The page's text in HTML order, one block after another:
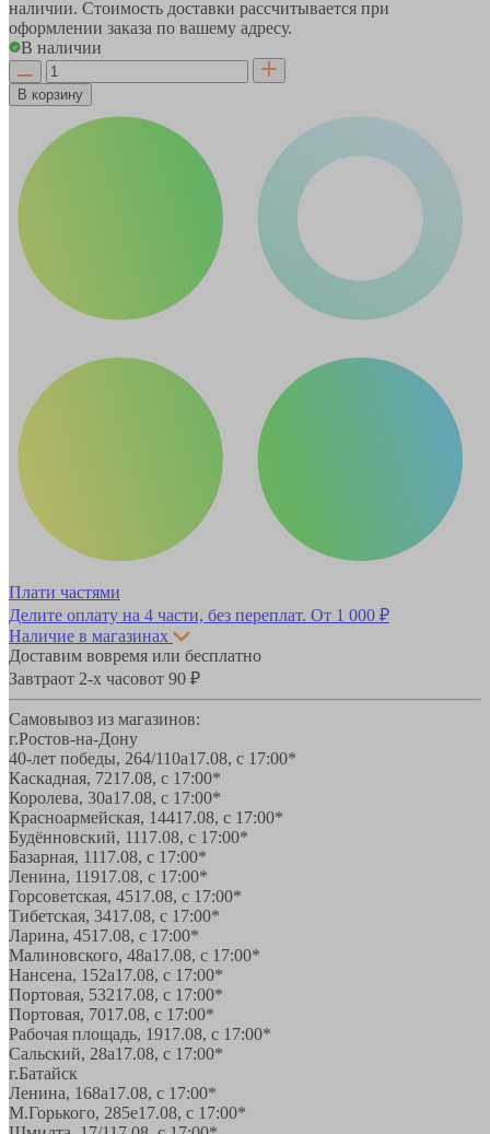
наличии. Стоимость доставки рассчитывается при
оформлении заказа по вашему адресу.
В наличии
В корзину
Плати частями
Делите оплату на 4 части, без переплат. От 1 000 ₽
Наличие в магазинах
Доставим вовремя или бесплатно
Завтраот 2-х часовот 90 ₽
Самовывоз из магазинов:
г.Ростов-на-Дону
40-лет победы, 264/110а17.08, с 17:00*
Каскадная, 7217.08, с 17:00*
Королева, 30а17.08, с 17:00*
Красноармейская, 14417.08, с 17:00*
Будённовский, 1117.08, с 17:00*
Базарная, 1117.08, с 17:00*
Ленина, 11917.08, с 17:00*
Горсоветская, 4517.08, с 17:00*
Тибетская, 3417.08, с 17:00*
Ларина, 4517.08, с 17:00*
Малиновского, 48а17.08, с 17:00*
Нансена, 152а17.08, с 17:00*
Портовая, 53217.08, с 17:00*
Портовая, 7017.08, с 17:00*
Рабочая площадь, 1917.08, с 17:00*
Сальский, 28a17.08, с 17:00*
г.Батайск
Ленина, 168а17.08, с 17:00*
М.Горького, 285е17.08, с 17:00*